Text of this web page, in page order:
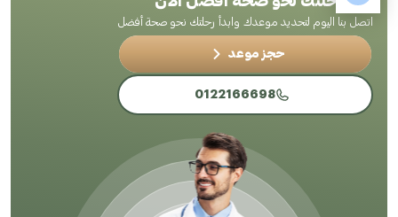
اتصل بنا اليوم لتحديد موعدك وابدأ رحلتك نحو صحة أفضل
حجز موعد
0122166698